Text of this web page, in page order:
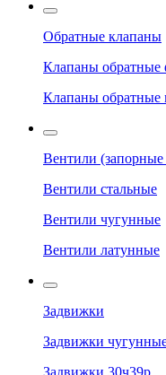
Обратные клапаны
Клапаны обратные
Клапаны
Вентили
Вентили стальные
Вентили чугунные
Вентили латунные
Задвижки
Задвижки